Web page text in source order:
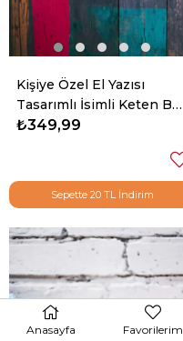
Kişiye Özel El Yazısı
Tasarımlı İsimli Keten Bez
El Çantası
₺349,99
Sepette 20 TL İndirim
Anasayfa Favorilerim